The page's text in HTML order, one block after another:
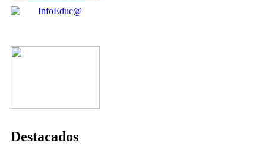
Destacados